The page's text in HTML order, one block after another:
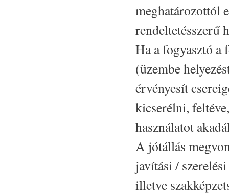
meghatározottól
rendeltetésszerű
Ha a fogyasztó a
(üzembe
érvényesít
kicserélni,
használatot
A jótállás
javítási /
illetve